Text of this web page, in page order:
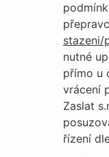
stazeni/
nutné
přímo u
vrácení
Zaslat
řízení